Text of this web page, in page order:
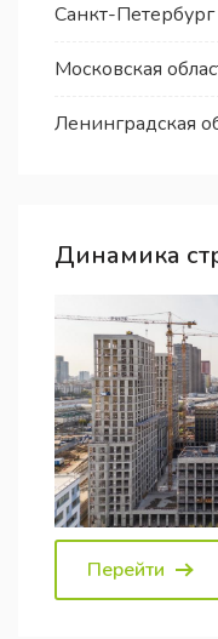
Санкт-Петербург
Московская
Ленинградская
Динамика
Перейти